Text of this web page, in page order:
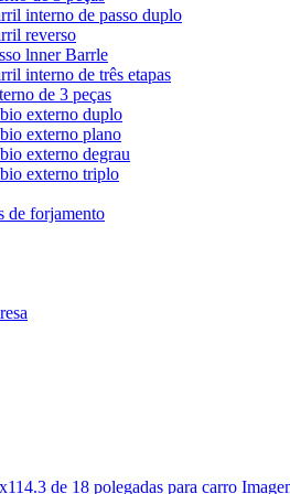
interno de passo duplo
reverso
lnner Barrle
interno de três etapas
de 3 peças
externo duplo
externo plano
externo degrau
externo triplo
de forjamento